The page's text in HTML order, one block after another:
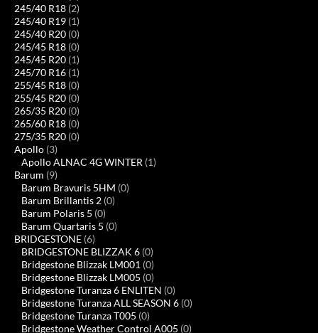
245/40 R18 (2)
245/40 R19 (1)
245/40 R20 (0)
245/45 R18 (0)
245/45 R20 (1)
245/70 R16 (1)
255/45 R18 (0)
255/45 R20 (0)
265/35 R20 (0)
265/60 R18 (0)
275/35 R20 (0)
Apollo (3)
Apollo ALNAC 4G WINTER (1)
Barum (9)
Barum Bravuris 5HM (0)
Barum Brillantis 2 (0)
Barum Polaris 5 (0)
Barum Quartaris 5 (0)
BRIDGESTONE (6)
BRIDGESTONE BLIZZAK 6 (0)
Bridgestone Blizzak LM001 (0)
Bridgestone Blizzak LM005 (0)
Bridgestone Turanza 6 ENLITEN (0)
Bridgestone Turanza ALL SEASON 6 (0)
Bridgestone Turanza T005 (0)
Bridgestone Weather Control A005 (0)